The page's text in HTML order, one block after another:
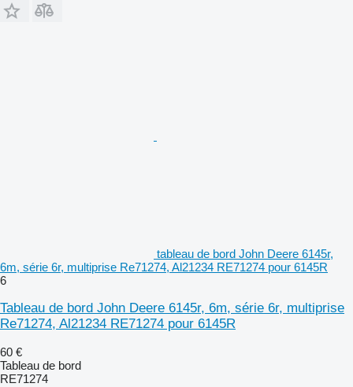
tableau de bord John Deere 6145r,
6m, série 6r, multiprise Re71274, Al21234 RE71274 pour 6145R
6
Tableau de bord John Deere 6145r, 6m, série 6r, multiprise
Re71274, Al21234 RE71274 pour 6145R
60 €
Tableau de bord
RE71274